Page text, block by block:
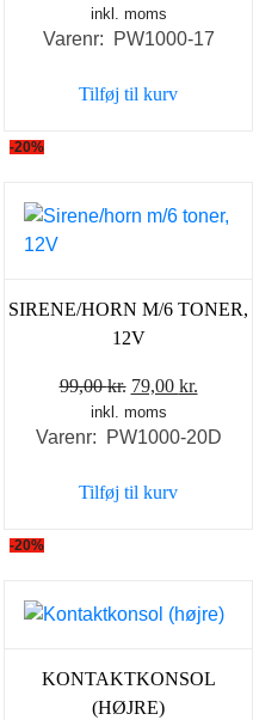
oprindelige
pris
499,00 kr..
pris
inkl. moms
Varenr: PW1000-17
Tilføj til kurv
-20%
SIRENE/HORN M/6 TONER,
12V
99,00kr. Den
oprindelige
pris
99,00 kr..
79,00 kr.
pris
inkl. moms
Varenr: PW1000-20D
Tilføj til kurv
-20%
KONTAKTKONSOL
(HØJRE)